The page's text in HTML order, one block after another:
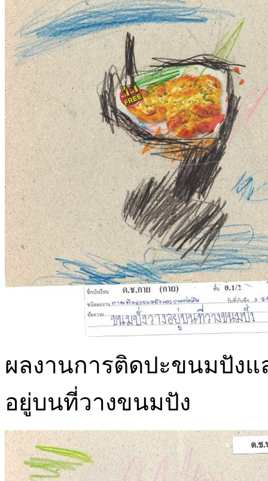
ผลงานการติดปะขนมปังแ
อยู่บนที่วางขนมปัง